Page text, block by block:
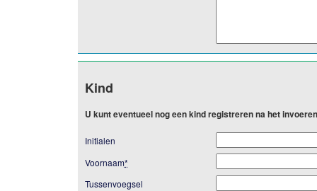
Kind
U kunt eventueel nog een kind registreren na het
Initialen
Voornaam*
Tussenvoegsel